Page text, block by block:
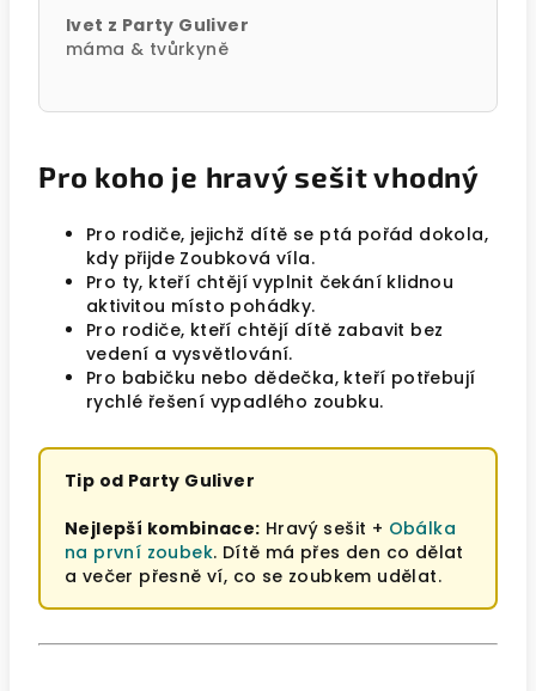
Ivet z Party Guliver
máma & tvůrkyně
Pro koho je hravý sešit vhodný
Pro rodiče, jejichž dítě se ptá pořád dokola,
kdy přijde Zoubková víla.
Pro ty, kteří chtějí vyplnit čekání klidnou
aktivitou místo pohádky.
Pro rodiče, kteří chtějí dítě zabavit bez
vedení a vysvětlování.
Pro babičku nebo dědečka, kteří potřebují
rychlé řešení vypadlého zoubku.
Tip od Party Guliver
Nejlepší kombinace: Hravý sešit + Obálka
na první zoubek. Dítě má přes den co dělat
a večer přesně ví, co se zoubkem udělat.